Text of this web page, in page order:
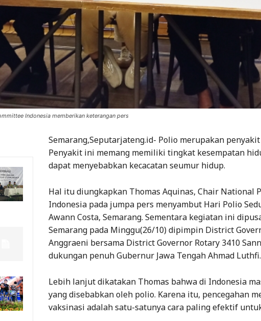
Indonesia memberikan keterangan pers
Semarang,Seputarjateng.id- Polio merupakan
Penyakit ini memang memiliki tingkat kesempatan
dapat menyebabkan kecacatan seumur hidup.
Hal itu diungkapkan Thomas Aquinas, Chair National
Indonesia pada jumpa pers menyambut Hari Polio
Awann Costa, Semarang. Sementara kegiatan ini
Semarang pada Minggu(26/10) dipimpin District
Anggraeni bersama District Governor Rotary 3410
dukungan penuh Gubernur Jawa Tengah Ahmad Luthfi.
Lebih lanjut dikatakan Thomas bahwa di Indonesia
yang disebabkan oleh polio. Karena itu, pencegahan
vaksinasi adalah satu-satunya cara paling efektif